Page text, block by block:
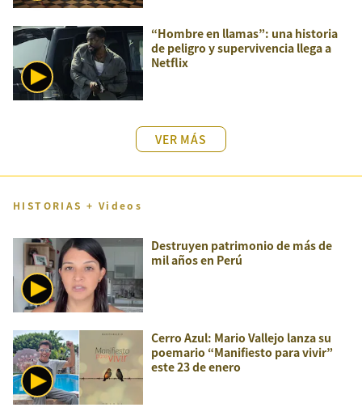
“Hombre en llamas”: una historia
de peligro y supervivencia llega a
Netflix
VER MÁS
HISTORIAS + Videos
Destruyen patrimonio de más de
mil años en Perú
Cerro Azul: Mario Vallejo lanza su
poemario “Manifiesto para vivir”
este 23 de enero